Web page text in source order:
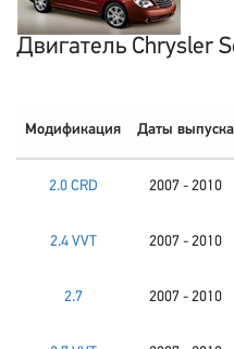
Двигатель Chrysler
Модификация Даты выпуска
2.0 CRD 2007 - 2010
2.4 VVT 2007 - 2010
2.7 2007 - 2010